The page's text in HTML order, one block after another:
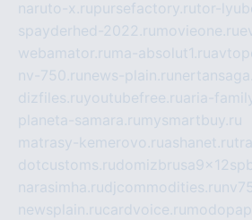
naruto-x.rupursefactory.rutor-
spayderhed-2022.ru movieone.ru
webamator.ru ma-absolut1.ru
nv-750.ru news-plain.ru
dizfiles.ruyoutubefree.ruaria-
planeta-samara.ru mysmartbuy.ru
matrasy-kemerovo.ruashanet.ru
dotcustoms.ru
narasimha.rudjcommodities.ru
newsplain.rucardvoice.ru